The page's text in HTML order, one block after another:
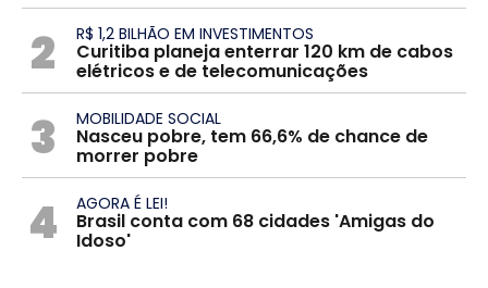
2 R$ 1,2 BILHÃO EM INVESTIMENTOS
Curitiba planeja enterrar 120 km de cabos
elétricos e de telecomunicações
3 MOBILIDADE SOCIAL
Nasceu pobre, tem 66,6% de chance de
morrer pobre
4 AGORA É LEI!
Brasil conta com 68 cidades 'Amigas do
Idoso'